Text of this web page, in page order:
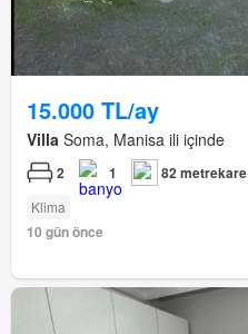
15.000 TL/ay
Villa Soma, Manisa ili içinde
2 1 82 metrekare
Klima
10 gün önce